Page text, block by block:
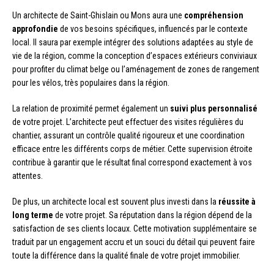
Un architecte de Saint-Ghislain ou Mons aura une compréhension
approfondie de vos besoins spécifiques, influencés par le contexte
local. Il saura par exemple intégrer des solutions adaptées au style de
vie de la région, comme la conception d’espaces extérieurs conviviaux
pour profiter du climat belge ou l’aménagement de zones de rangement
pour les vélos, très populaires dans la région.
La relation de proximité permet également un suivi plus personnalisé
de votre projet. L’architecte peut effectuer des visites régulières du
chantier, assurant un contrôle qualité rigoureux et une coordination
efficace entre les différents corps de métier. Cette supervision étroite
contribue à garantir que le résultat final correspond exactement à vos
attentes.
De plus, un architecte local est souvent plus investi dans la réussite à
long terme de votre projet. Sa réputation dans la région dépend de la
satisfaction de ses clients locaux. Cette motivation supplémentaire se
traduit par un engagement accru et un souci du détail qui peuvent faire
toute la différence dans la qualité finale de votre projet immobilier.